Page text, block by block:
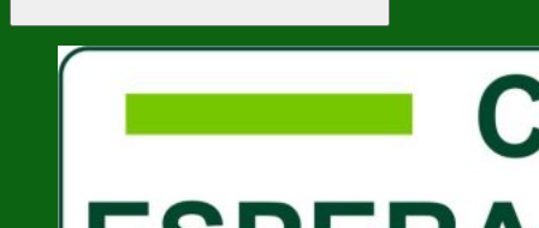
Buscar